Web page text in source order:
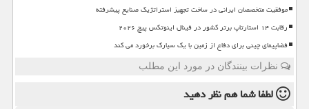
موفقیت متخصصان ایرانی در ساخت تجهیز استراتژیک صنایع پیشرفته
رقابت ۱۴ استارتاپ برتر کشور در فینال اینوتکس پیچ ۲۰۲۶
فضاپیمای چینی برای دفاع از زمین با یک سیارک برخورد می کند
نظرات بینندگان در مورد این مطلب
لطفا شما همنظر دهید